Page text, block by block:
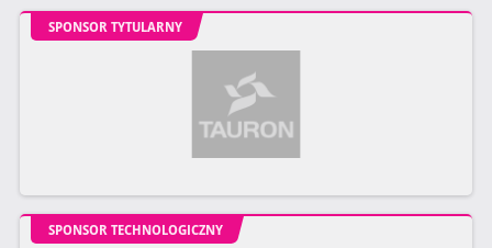
SPONSOR TYTULARNY
SPONSOR TECHNOLOGICZNY